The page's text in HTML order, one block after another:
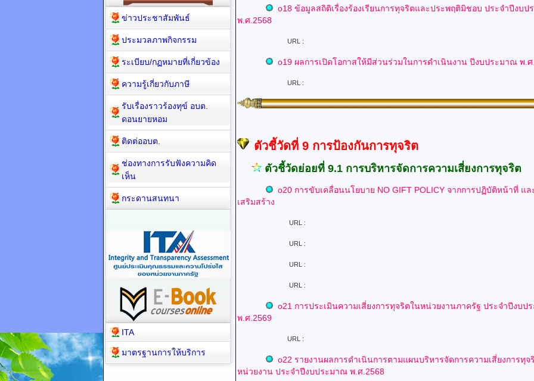
o18 ข้อมูลสถิติเรื่องร้องเรียนการทุจริตและประพฤติมิชอบ ประจำปีงบป
พ.ศ.2568
URL :
o19 ผลการเปิดโอกาสให้มีส่วนร่วมในการดำเนินงาน ปีงบประมาณ พ.ศ
URL :
ตัวชี้วัดที่ 9 การป้องกันการทุจริต
ตัวชี้วัดย่อยที่ 9.1 การบริหารจัดการความเสี่ยงการทุจริต
o20 การขับเคลื่อนนโยบาย NO GIFT POLICY จากการปฏิบัติหน้าที่ แล
เสริมสร้าง
URL :
URL :
URL :
URL :
o21 การประเมินความเสี่ยงการทุจริตในหน่วยงานภาครัฐ ประจำปีงบป
พ.ศ.2569
URL :
o22 รายงานผลการดำเนินการตามแผนบริหารจัดการความเสี่ยงการทุ
หน่วยงาน ประจำปีงบประมาณ พ.ศ.2568
ข่าวประชาสัมพันธ์
ประมวลภาพกิจกรรม
ระเบียบ/กฏหมายที่เกี่ยวข้อง
ความรู้เกี่ยวกับภาษี
รับเรื่องราวร้องทุข์ อบต.
ดอนยายหอม
ติดต่ออบต.
ช่องทางการรับฟังความคิด
เห็น
กระดานสนทนา
ITA
มาตรฐานการให้บริการ